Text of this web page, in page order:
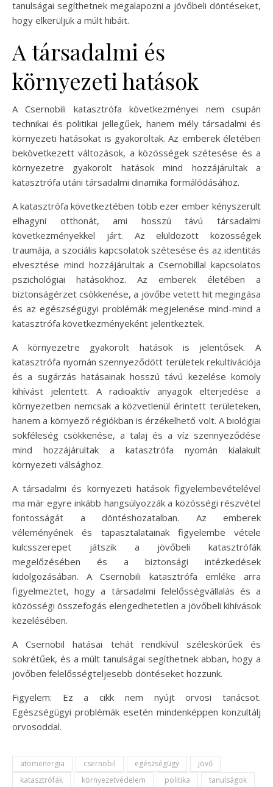
tanulságai segíthetnek megalapozni a jövőbeli döntéseket,
hogy elkerüljük a múlt hibáit.
A társadalmi és
környezeti hatások
A Csernobili katasztrófa következményei nem csupán
technikai és politikai jellegűek, hanem mély társadalmi és
környezeti hatásokat is gyakoroltak. Az emberek életében
bekövetkezett változások, a közösségek szétesése és a
környezetre gyakorolt hatások mind hozzájárultak a
katasztrófa utáni társadalmi dinamika formálódásához.
A katasztrófa következtében több ezer ember kényszerült
elhagyni otthonát, ami hosszú távú társadalmi
következményekkel járt. Az elüldözött közösségek
traumája, a szociális kapcsolatok szétesése és az identitás
elvesztése mind hozzájárultak a Csernobillal kapcsolatos
pszichológiai hatásokhoz. Az emberek életében a
biztonságérzet csökkenése, a jövőbe vetett hit megingása
és az egészségügyi problémák megjelenése mind-mind a
katasztrófa következményeként jelentkeztek.
A környezetre gyakorolt hatások is jelentősek. A
katasztrófa nyomán szennyeződött területek rekultivációja
és a sugárzás hatásainak hosszú távú kezelése komoly
kihívást jelentett. A radioaktív anyagok elterjedése a
környezetben nemcsak a közvetlenül érintett területeken,
hanem a környező régiókban is érzékelhető volt. A biológiai
sokféleség csökkenése, a talaj és a víz szennyeződése
mind hozzájárultak a katasztrófa nyomán kialakult
környezeti válsághoz.
A társadalmi és környezeti hatások figyelembevételével
ma már egyre inkább hangsúlyozzák a közösségi részvétel
fontosságát a döntéshozatalban. Az emberek
véleményének és tapasztalatainak figyelembe vétele
kulcsszerepet játszik a jövőbeli katasztrófák
megelőzésében és a biztonsági intézkedések
kidolgozásában. A Csernobili katasztrófa emléke arra
figyelmeztet, hogy a társadalmi felelősségvállalás és a
közösségi összefogás elengedhetetlen a jövőbeli kihívások
kezelésében.
A Csernobil hatásai tehát rendkívül széleskörűek és
sokrétűek, és a múlt tanulságai segíthetnek abban, hogy a
jövőben felelősségteljesebb döntéseket hozzunk.
Figyelem: Ez a cikk nem nyújt orvosi tanácsot.
Egészségügyi problémák esetén mindenképpen konzultálj
orvosoddal.
atomenergia csernobil egészségügy
jövő
katasztrófák
környezetvédelem politika
tanulságok